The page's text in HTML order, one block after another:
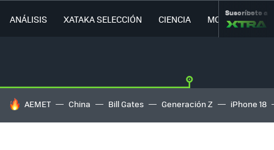
ANÁLISIS XATAKA SELECCIÓN CIENCIA MOVILIDAD
Suscríbete a
HOY SE HABLA DE
AEMET China Bill Gates Generación Z iPhone 18